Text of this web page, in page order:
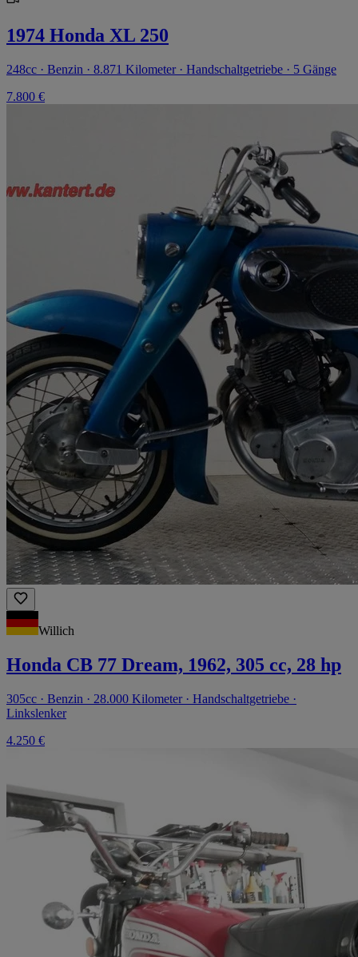
1974 Honda XL 250
248cc · Benzin · 8.871 Kilometer · Handschaltgetriebe · 5 Gänge
7.800 €
Willich
Honda CB 77 Dream, 1962, 305 cc, 28 hp
305cc · Benzin · 28.000 Kilometer · Handschaltgetriebe ·
Linkslenker
4.250 €